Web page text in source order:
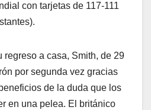
con tarjetas de 117-111
regreso a casa, Smith, de 29
por segunda vez gracias
de la duda que los
en una pelea. El británico